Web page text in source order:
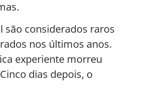
são considerados raros
nos últimos anos.
experiente morreu
dias depois, o